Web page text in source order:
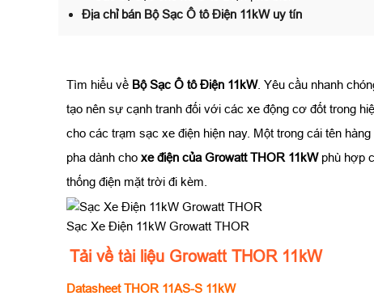
Địa chỉ bán Bộ Sạc Ô tô Điện 11kW uy tín
Tìm hiểu về Bộ Sạc Ô tô Điện 11kW. Yêu cầu nhanh
tạo nên sự cạnh tranh đối với các xe động cơ đốt trong
cho các trạm sạc xe điện hiện nay. Một trong cái tên hàng
pha dành cho xe điện của Growatt THOR 11kWphù hợp
thống điện mặt trời đi kèm.
Sạc Xe Điện 11kW Growatt THOR
Tải về tài liệu Growatt THOR 11kW
Datasheet THOR 11AS-S 11kW